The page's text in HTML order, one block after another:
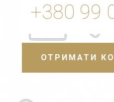
+380 99
ОТРИМАТИ